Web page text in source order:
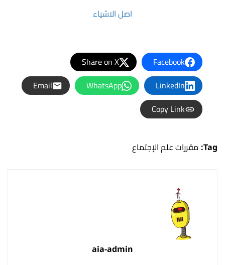
اصل الاشياء
Facebook
Share on X
LinkedIn
WhatsApp
Email
Copy Link
Tag: مقررات علم الإجتماع
aia-admin